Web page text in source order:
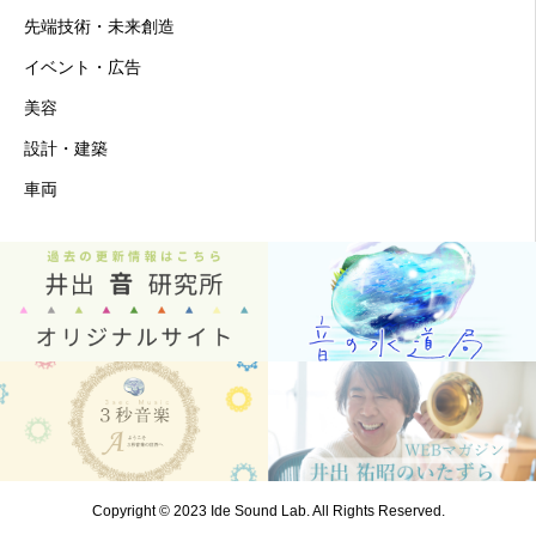
先端技術・未来創造
イベント・広告
美容
設計・建築
車両
Copyright © 2023 Ide Sound Lab. All Rights Reserved.